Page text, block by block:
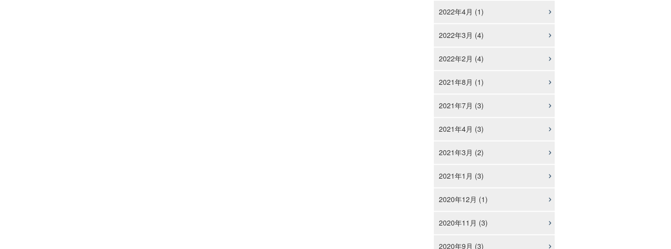
2022年4月 (1)
2022年3月 (4)
2022年2月 (4)
2021年8月 (1)
2021年7月 (3)
2021年4月 (3)
2021年3月 (2)
2021年1月 (3)
2020年12月 (1)
2020年11月 (3)
2020年9月 (3)